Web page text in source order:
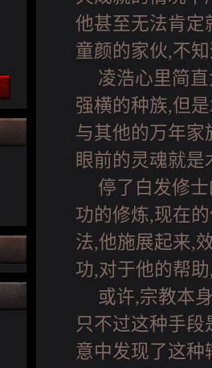
他甚至无法肯定
童颜的家伙,不
凌浩心里简
强横的种族,但
与其他的万年家
眼前的灵魂就
停了白发修
功的修炼,现在
法,他施展起来,
功,对于他的帮
或许,宗教本
只不过这种手段
意中发现了这种